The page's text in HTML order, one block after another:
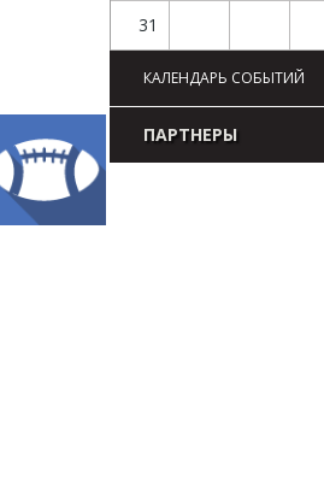
31
КАЛЕНДАРЬ СОБЫТИЙ
ПАРТНЕРЫ